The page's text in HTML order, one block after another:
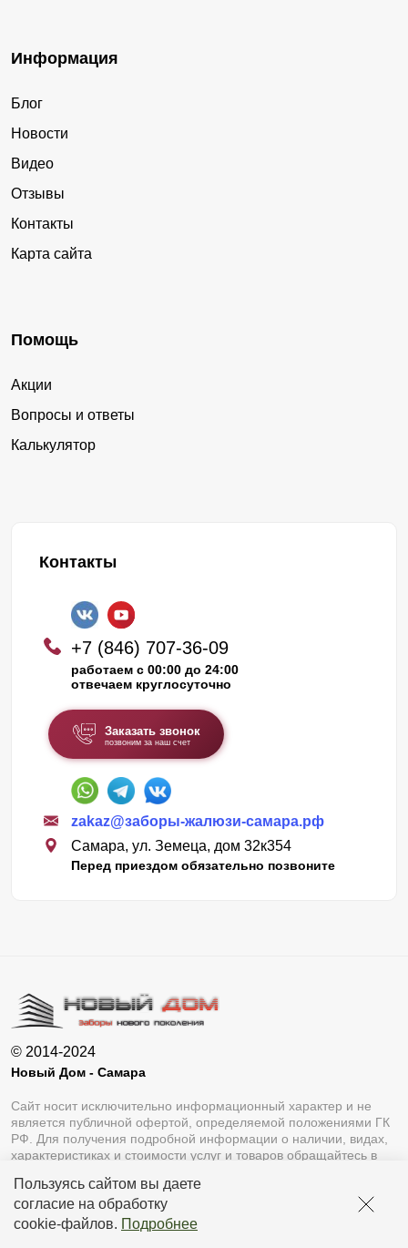
Пользуясь сайтом вы даете
согласие на обработку
cookie-файлов. Подробнее
Информация
Блог
Новости
Видео
Отзывы
Контакты
Карта сайта
Помощь
Акции
Вопросы и ответы
Калькулятор
Контакты
+7 (846) 707-36-09
работаем с 00:00 до 24:00
отвечаем круглосуточно
Заказать звонок
позвоним за наш счет
zakaz@заборы-жалюзи-самара.рф
Самара, ул. Земеца, дом 32к354
Перед приездом обязательно позвоните
© 2014-2024
Новый Дом - Самара
Сайт носит исключительно информационный характер и не
является публичной офертой, определяемой положениями ГК
РФ. Для получения подробной информации о наличии, видах,
характеристиках и стоимости услуг и товаров обращайтесь в